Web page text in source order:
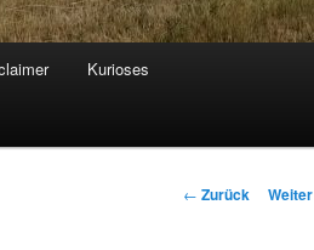
Kurioses
Beitrags-
← Zurück Weiter